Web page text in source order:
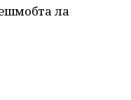
ла